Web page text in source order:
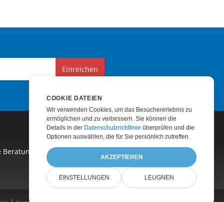
Einreichen
COOKIE DATEIEN
Wir verwenden Cookies, um das Besuchererlebnis zu
ermöglichen und zu verbessern. Sie können die
Details in der Datenschutzrichtlinie überprüfen und die
Optionen auswählen, die für Sie persönlich zutreffen.
AKZEPTIEREN
EINSTELLUNGEN LEUGNEN